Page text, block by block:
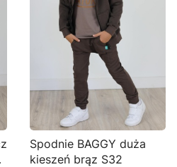
Spodnie BAGGY duża
kieszeń brąz S32